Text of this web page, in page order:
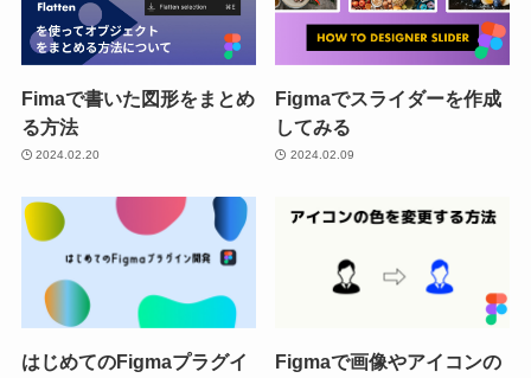
Fimaで書いた図形をまとめ
る方法
2024.02.20
Figmaでスライダーを作成
してみる
2024.02.09
はじめてのFigmaプラグイ
Figmaで画像やアイコンの